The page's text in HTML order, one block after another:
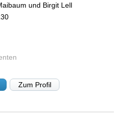
und Birgit Lell
Zum Profil